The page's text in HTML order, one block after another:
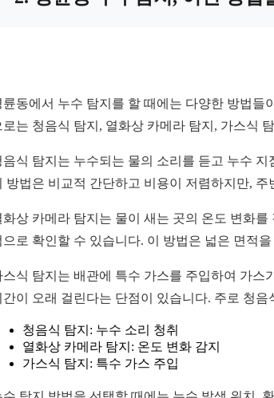
륜동에서 누수 탐지를 할 때에는 다양한 방법들
로는 청음식 탐지, 열화상 카메라 탐지, 가스식
음식 탐지는 누수되는 물의 소리를 듣고 누수
방법은 비교적 간단하고 비용이 저렴하지만,
화상 카메라 탐지는 물이 새는 곳의 온도 변화
으로 확인할 수 있습니다. 이 방법은 넓은 면적
스식 탐지는 배관에 특수 가스를 주입하여 가스
간이 오래 걸린다는 단점이 있습니다. 주로 청
청음식 탐지: 누수 소리 청취
열화상 카메라 탐지: 온도 변화 감지
가스식 탐지: 특수 가스 주입